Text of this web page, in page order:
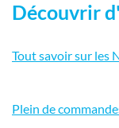
Découvrir
Tout savoir sur les
Plein de